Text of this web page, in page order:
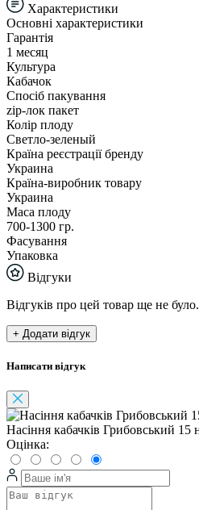
Характеристики
Основні характеристики
Гарантія
1 месяц
Культура
Кабачок
Спосіб пакування
zip-лок пакет
Колір плоду
Светло-зеленый
Країна реєстрації бренду
Украина
Країна-виробник товару
Украина
Маса плоду
700-1300 гр.
Фасування
Упаковка
Відгуки
Відгуків про цей товар ще не було.
+ Додати відгук
Написати відгук
Насіння кабачків Грибовський 15
Оцінка: